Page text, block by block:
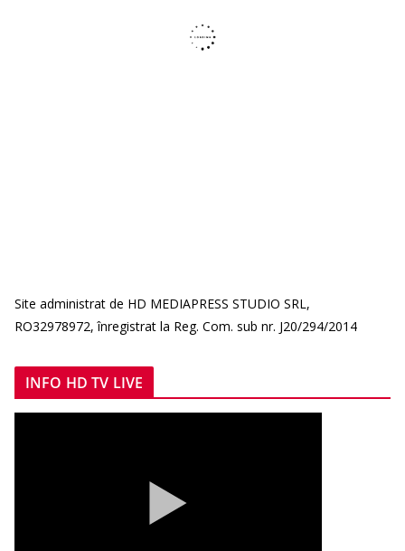
Site administrat de HD MEDIAPRESS STUDIO SRL,
RO32978972, înregistrat la Reg. Com. sub nr. J20/294/2014
INFO HD TV LIVE